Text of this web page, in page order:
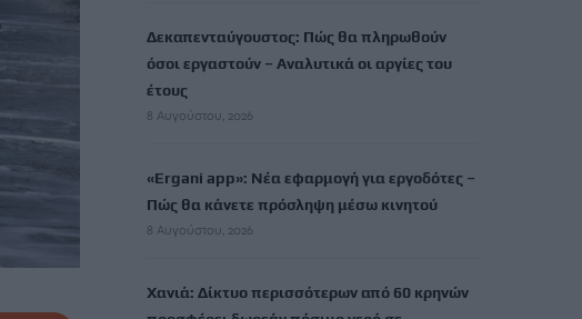
Δεκαπενταύγουστος: Πώς θα πληρωθούν
όσοι εργαστούν – Αναλυτικά οι αργίες του
έτους
8 Αυγούστου, 2026
«Ergani app»: Νέα εφαρμογή για εργοδότες –
Πώς θα κάνετε πρόσληψη μέσω κινητού
8 Αυγούστου, 2026
Χανιά: Δίκτυο περισσότερων από 60 κρηνών